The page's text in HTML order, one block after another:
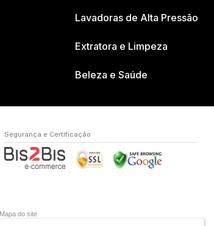
Lavadoras de Alta Pressão
Extratora e Limpeza
Beleza e Saúde
Segurança e Certificação
Mapa do site